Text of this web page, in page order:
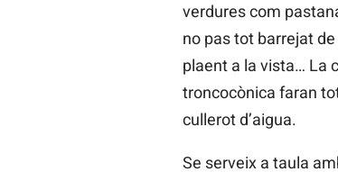
verdures com
no pas tot barrejat
plaent a la vista… La
troncocònica faran
cullerot d’aigua.
Se serveix a taula